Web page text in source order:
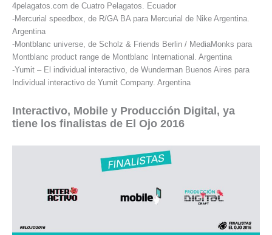
4pelagatos.com de Cuatro Pelagatos. Ecuador
-Mercurial speedbox, de R/GA BA para Mercurial de Nike Argentina.
Argentina
-Montblanc universe, de Scholz & Friends Berlin / MediaMonks para
Montblanc product range de Montblanc International. Argentina
-Yumit – El individual interactivo, de Wunderman Buenos Aires para
Individual interactivo de Yumit Company. Argentina
Interactivo, Mobile y Producción Digital, ya
tiene los finalistas de El Ojo 2016